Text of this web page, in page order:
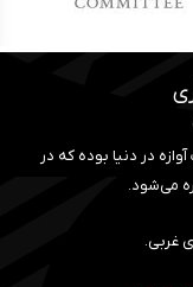
در دنیا بوده که در
می‌شود.
غربی.